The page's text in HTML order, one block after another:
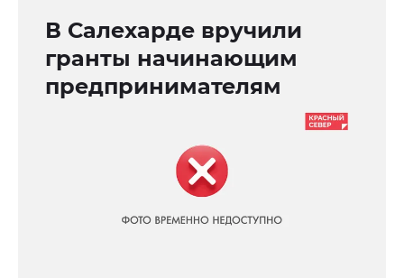
В Салехарде вручили
гранты начинающим
предпринимателям